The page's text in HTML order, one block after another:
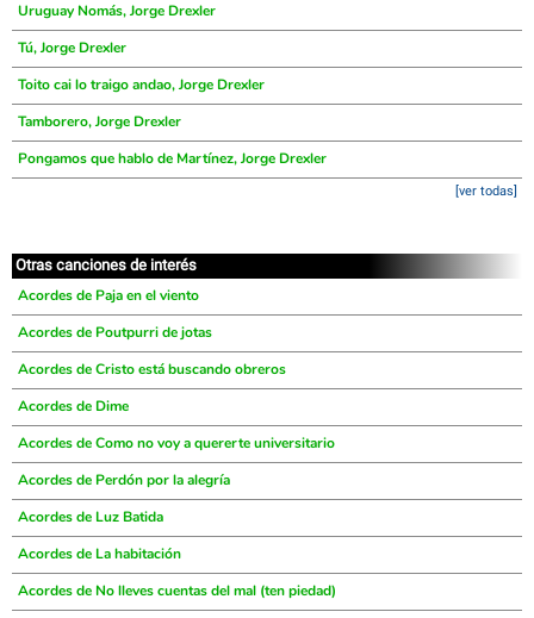
Uruguay Nomás, Jorge Drexler
Tú, Jorge Drexler
Toito cai lo traigo andao, Jorge Drexler
Tamborero, Jorge Drexler
Pongamos que hablo de Martínez, Jorge Drexler
[ver todas]
Otras canciones de interés
Acordes de Paja en el viento
Acordes de Poutpurri de jotas
Acordes de Cristo está buscando obreros
Acordes de Dime
Acordes de Como no voy a quererte universitario
Acordes de Perdón por la alegría
Acordes de Luz Batida
Acordes de La habitación
Acordes de No lleves cuentas del mal (ten piedad)